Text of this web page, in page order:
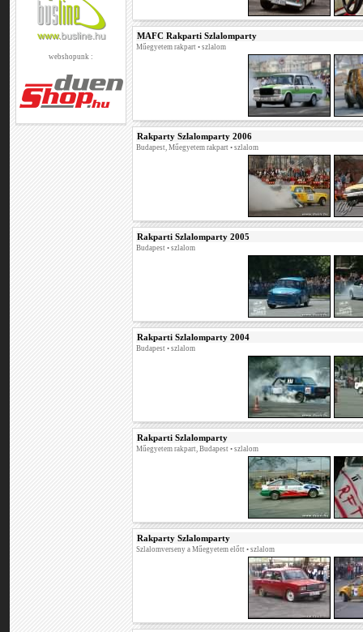
webshopunk :
MAFC Rakparti Szlalomparty
Műegyetem rakpart • szlalom
Rakparty Szlalomparty 2006
Budapest, Műegyetem rakpart • szlalom
Rakparti Szlalomparty 2005
Budapest • szlalom
Rakparti Szlalomparty 2004
Budapest • szlalom
Rakparti Szlalomparty
Műegyetem rakpart, Budapest • szlalom
Rakparty Szlalomparty
Szlalomverseny a Műegyetem előtt • szlalom